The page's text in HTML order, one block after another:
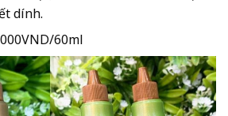
dính.
60ml